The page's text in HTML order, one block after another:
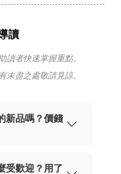
讀
讀者快速掌握重點。
未盡之處敬請見諒。
新品嗎？價錢
受歡迎？用了